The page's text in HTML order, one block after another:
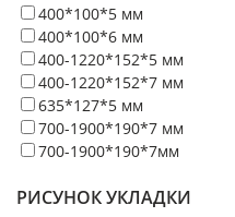
400*100*5 мм
400*100*6 мм
400-1220*152*5 мм
400-1220*152*7 мм
635*127*5 мм
700-1900*190*7 мм
700-1900*190*7мм
РИСУНОК УКЛАДКИ